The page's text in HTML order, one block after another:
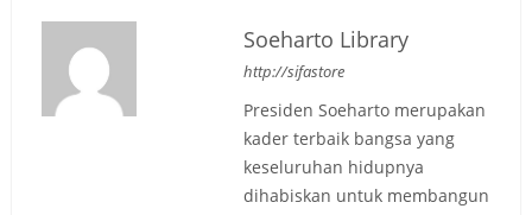
Soeharto Library
http://sifastore
Presiden Soeharto merupakan
kader terbaik bangsa yang
keseluruhan hidupnya
dihabiskan untuk membangun